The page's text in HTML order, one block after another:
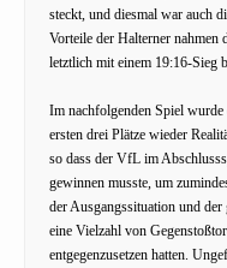
steckt, und diesmal war auch
Vorteile der Halterner
letztlich mit einem 19:16-Sieg
Im nachfolgenden Spiel
ersten drei Plätze wieder
so dass der VfL im
gewinnen musste, um
der Ausgangssituation und
eine Vielzahl von
entgegenzusetzen hatten.